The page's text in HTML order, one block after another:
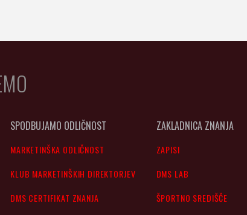
SPODBUJAMO ODLIČNOST
MARKETINŠKA ODLIČNOST
KLUB MARKETINŠKIH DIREKTORJEV
DMS CERTIFIKAT ZNANJA
ZAKLADNICA ZNANJA
ZAPISI
DMS LAB
ŠPORTNO SREDIŠČE